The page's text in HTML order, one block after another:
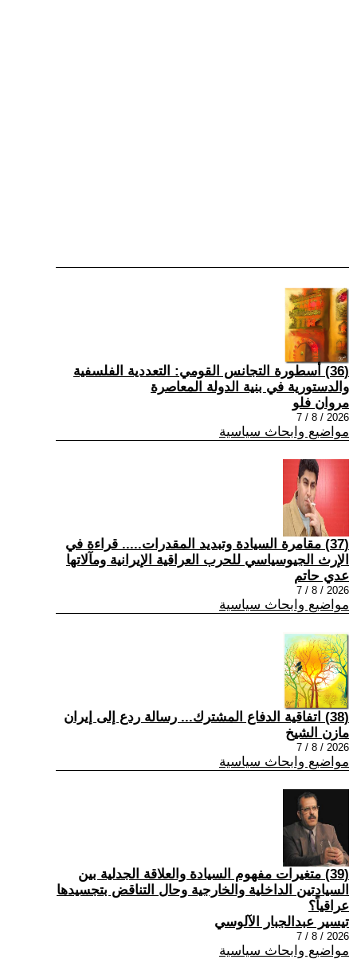
(36) أسطورة التجانس القومي: التعددية الفلسفية
والدستورية في بنية الدولة المعاصرة
مروان فلو
2026 / 8 / 7
مواضيع وابحاث سياسية
(37) مقامرة السيادة وتبديد المقدرات..... قراءة في
الإرث الجيوسياسي للحرب العراقية الإيرانية ومآلاتها
عدي حاتم
2026 / 8 / 7
مواضيع وابحاث سياسية
(38) اتفاقية الدفاع المشترك... رسالة ردع إلى إيران
مازن الشيخ
2026 / 8 / 7
مواضيع وابحاث سياسية
(39) متغيرات مفهوم السيادة والعلاقة الجدلية بين
السيادتين الداخلية والخارجية وحال التناقض بتجسيدها
عراقياً؟
تيسير عبدالجبار الآلوسي
2026 / 8 / 7
مواضيع وابحاث سياسية